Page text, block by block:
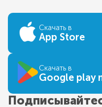
Скачать в
App Store
Скачать в
Google play